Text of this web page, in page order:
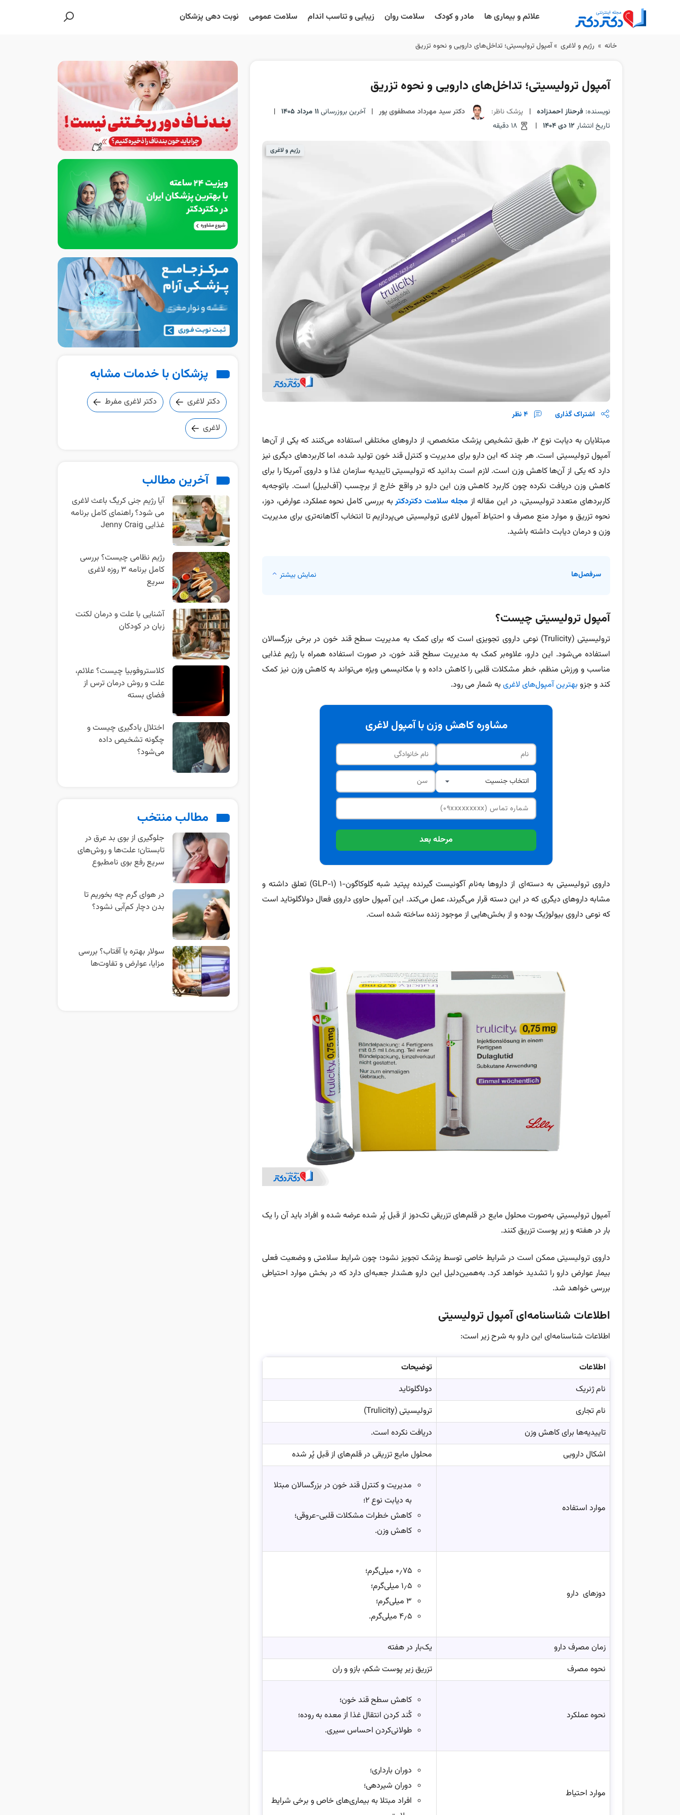
علائم و بیماری ها مادر و کودک سلامت روان زیبایی و تناسب اندام سلامت عمومی نوبت دهی پزشکان
خانه » رژیم و لاغری »آمپول ترولیسیتی؛ تداخل‌های دارویی و نحوه تزریق
آمپول ترولیسیتی؛ تداخل‌های دارویی و نحوه تزریق
نویسنده: فرحناز احمدزاده | پزشک ناظر: دکتر سید مهرداد مصطفوی پور | آخرین بروزرسانی11 مرداد 1405
|
تاریخ انتشار 12 دی 1404 |
رژیم و لاغری
اشتراک گذاری 4نظر
مبتلایان به‌ دیابت نوع ۲، طبق تشخیص پزشک متخصص، از داروهای مختلفی استفاده می‌کنند که یکی از آن‌ها
آمپول ترولیسیتی است. هر چند که این دارو برای مدیریت و کنترل قند خون تولید شده، اما کاربردهای دیگری نیز
دارد که یکی از آن‌ها کاهش وزن است. لازم است بدانید که ترولیسیتی تاییدیه سازمان غذا و داروی آمریکا را برای
کاهش وزن دریافت نکرده چون کاربرد کاهش وزن این دارو در واقع خارج از برچسب (آف‌لیبل) است. باتوجه‌به
کاربردهای متعدد ترولیسیتی، در این مقاله از مجله سلامت دکتردکتربه بررسی کامل نحوه عملکرد، عوارض، دوز‌،
نحوه تزریق و موارد منع مصرف و احتیاط آمپول لاغری ترولیسیتی می‌پردازیم تا انتخاب آگاهانه‌تری برای مدیریت
وزن و درمان دیابت داشته باشید.
سرفصل‌ها نمایش بیشتر
آمپول ترولیسیتی چیست؟
ترولیسیتی (Trulicity) نوعی داروی تجویزی است که برای کمک به مدیریت سطح قند خون در برخی بزرگسالان
استفاده می‌شود. این دارو، علاوه‌بر کمک به مدیریت سطح قند خون، در صورت استفاده همراه با رژیم غذایی
مناسب و ورزش منظم، خطر مشکلات قلبی را کاهش داده و با مکانیسمی ویژه می‌تواند به کاهش وزن نیز کمک
کند و جزو بهترین آمپول‌های لاغری به شمار می رود.
مشاوره کاهش وزن با آمپول لاغری
مرحله بعد
داروی ترولیسیتی به دسته‌ای از داروها به‌نام آگونیست گیرنده‌ پپتید شبه گلوکاگون-۱ (GLP-1) تعلق داشته و
مشابه داروهای دیگری که در این دسته قرار می‌گیرند، عمل می‌کند. این آمپول حاوی داروی فعال دولاگلوتاید است
که نوعی داروی بیولوژیک بوده و از بخش‌هایی از موجود زنده ساخته شده است.
آمپول ترولیسیتی به‌صورت محلول مایع در قلم‌های تزریقی تک‌دوز از قبل پُر شده عرضه شده و افراد باید آن را یک‌
بار در هفته و زیر پوست تزریق کنند.
داروی ترولیسیتی ممکن است در شرایط خاصی توسط پزشک تجویز نشود؛ چون شرایط سلامتی و وضعیت فعلی
بیمار عوارض دارو را تشدید خواهد کرد. به‌همین‌دلیل این دارو هشدار جعبه‌ای دارد که در بخش موارد احتیاطی
بررسی خواهد شد.
اطلاعات شناسنامه‌ای آمپول ترولیسیتی
اطلاعات شناسنامه‌ای این دارو به شرح زیر است:
اطلاعات
توضیحات
نام ژنریک
دولاگلوتاید
نام تجاری
ترولیسیتی (Trulicity)
تاییدیه‌ها برای کاهش وزن
دریافت نکرده است.
اشکال دارویی
محلول مایع تزریقی در قلم‌های از قبل پُر شده
موارد استفاده
مدیریت و کنترل قند خون در بزرگسالان مبتلا
به دیابت نوع ۲؛
کاهش خطرات مشکلات قلبی-عروقی؛
کاهش وزن.
دوزهای دارو
۰٫۷۵ میلی‌گرم؛
۱٫۵ میلی‌گرم؛
۳ میلی‌گرم؛
۴٫۵ میلی‌گرم.
زمان مصرف دارو
یک‌بار در هفته
نحوه مصرف
تزریق زیر پوست شکم، بازو و ران
نحوه عملکرد
کاهش سطح قند خون؛
کُند کردن انتقال غذا از معده به روده؛
طولانی‌کردن احساس سیری.
موارد احتیاط
دوران بارداری؛
دوران شیردهی؛
افراد مبتلا به بیماری‌های خاص و برخی شرایط
پزشکان با خدمات مشابه
دکتر لاغری دکتر لاغری مفرط
لاغری
آخرین مطالب
آیا رژیم جنی کریگ باعث لاغری
می شود؟ راهنمای کامل برنامه
غذایی Jenny Craig
رژیم نظامی چیست؟ بررسی
کامل برنامه ۳ روزه لاغری
سریع
آشنایی با علت و درمان لکنت
زبان در کودکان
کلاستروفوبیا چیست؟ علائم،
علت و روش درمان ترس از
فضای بسته
اختلال یادگیری چیست و
چگونه تشخیص داده
می‌شود؟
مطالب منتخب
جلوگیری از بوی بد عرق در
تابستان؛ علت‌ها و روش‌های
سریع رفع بوی نامطبوع
در هوای گرم چه بخوریم تا
بدن دچار کم‌آبی نشود؟
سولار بهتره یا آفتاب؟ بررسی
مزایا، عوارض و تفاوت‌ها